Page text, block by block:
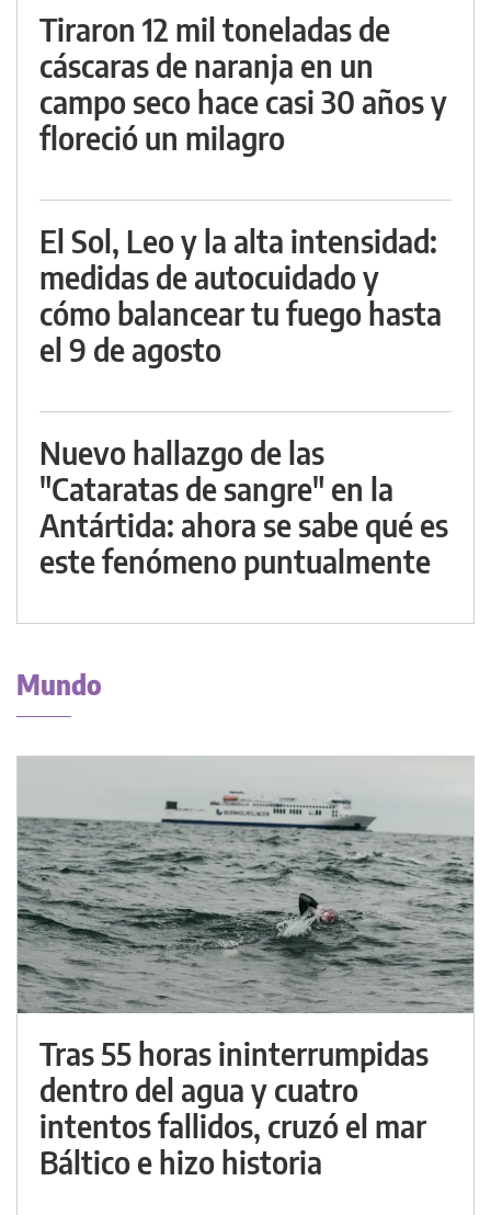
Tiraron 12 mil toneladas de
cáscaras de naranja en un
campo seco hace casi 30 años y
floreció un milagro
El Sol, Leo y la alta intensidad:
medidas de autocuidado y
cómo balancear tu fuego hasta
el 9 de agosto
Nuevo hallazgo de las
"Cataratas de sangre" en la
Antártida: ahora se sabe qué es
este fenómeno puntualmente
Mundo
Tras 55 horas ininterrumpidas
dentro del agua y cuatro
intentos fallidos, cruzó el mar
Báltico e hizo historia